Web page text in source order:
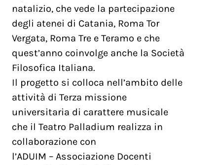
natalizio, che vede la partecipazione
degli atenei di Catania, Roma Tor
Vergata, Roma Tre e Teramo e che
quest’anno coinvolge anche la Società
Filosofica Italiana.
Il progetto si colloca nell’ambito delle
attività di Terza missione
universitaria di carattere musicale
che il Teatro Palladium realizza in
collaborazione con
l’ADUIM – Associazione Docenti